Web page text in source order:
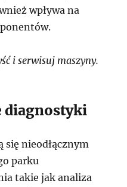
wpływa na
i serwisuj maszyny.
diagnostyki
się nieodłącznym
parku
takie jak analiza